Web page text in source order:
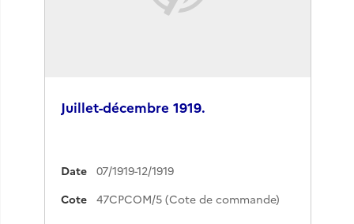
Juillet-décembre 1919.
Date
07/1919-12/1919
Cote
47CPCOM/5 (Cote de commande)